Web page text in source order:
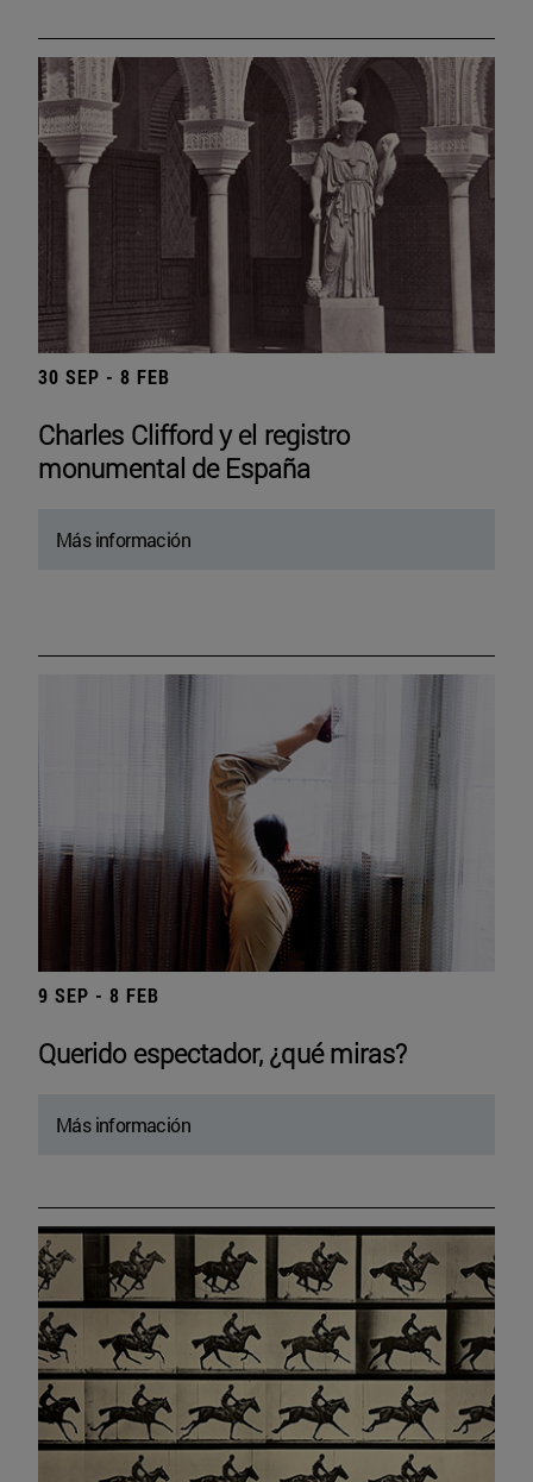
30 SEP - 8 FEB
Charles Clifford y el registro
monumental de España
Más información
9 SEP - 8 FEB
Querido espectador, ¿qué miras?
Más información